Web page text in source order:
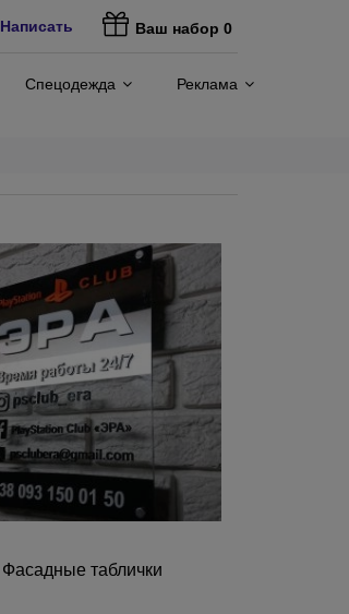
Написать Ваш набор 0
Спецодежда Реклама
Фасадные таблички